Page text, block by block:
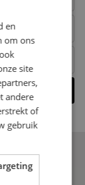
en
om ons
site
andere
of
gebruik